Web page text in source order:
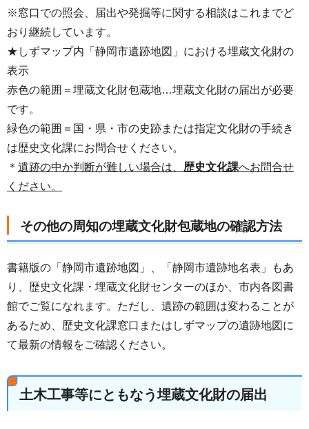
※窓口での照会、届出や発掘等に関する相談はこれまでど
おり継続しています。
★しずマップ内「静岡市遺跡地図」における埋蔵文化財の
表示
赤色の範囲＝埋蔵文化財包蔵地…埋蔵文化財の届出が必要
です。
緑色の範囲＝国・県・市の史跡または指定文化財の手続き
は歴史文化課にお問合せください。
＊ 遺跡の中か判断が難しい場合は、 歴史文化課へお問合せ
ください。
その他の周知の埋蔵文化財包蔵地の確認方法
書籍版の「静岡市遺跡地図」、「静岡市遺跡地名表」もあ
り、歴史文化課・埋蔵文化財センターのほか、市内各図書
館でご覧になれます。ただし、遺跡の範囲は変わることが
あるため、歴史文化課窓口またはしずマップの遺跡地図に
て最新の情報をご確認ください。
土木工事等にともなう埋蔵文化財の届出